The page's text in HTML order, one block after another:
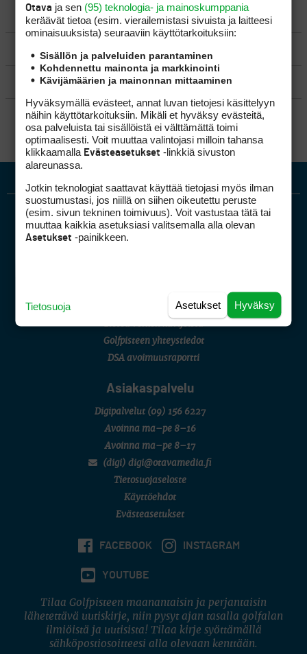
VÄLINEET
MATKAILU
KILPAGOLF & HARJOITTELU
SÄÄNNÖT
Mediahinnasto
Golfpisteen yhteystiedot
DSA avoimuusraportti
Asiakaspalvelu
Digipalvelut (09) 156 6227
Avoinna ma–pe 8–16
Avoinna ma–pe 8–17
(digi) digi@otavamedia.fi
Tietosuojaseloste
Käyttöehdot
Evästeasetukset
FACEBOOK INSTAGRAM
YOUTUBE
Tilaa Golfpisteen maanantaisin ja perjantaisin
lähetettävä uutiskirje, niin pysyt ajan tasalla golfalan
ilmiöistä ja uutisista! Tilaa kirje syöttämällä
sähköpostiosoitteesi alla olevaan kenttään.
Otava ja sen (95) teknologia- ja mainoskumppania
keräävät tietoa (esim. vierailemis­tasi sivuista ja laitteesi
ominaisuuk­sista) seuraaviin käyttötarkoituksiin:
Sisällön ja palveluiden parantaminen
Kohdennettu mainonta ja markkinointi
Kävijämäärien ja mainonnan mittaaminen
Hyväksymällä evästeet, annat luvan tietojesi käsittelyyn
näihin käyttötarkoituksiin. Mikäli et hyväksy evästeitä,
osa palveluista tai sisällöistä ei välttämättä toimi
optimaalisesti. Voit muuttaa valintojasi milloin tahansa
klikkaamalla Evästeasetukset -linkkiä sivuston
alareunassa.
Jotkin teknologiat saattavat käyttää tietojasi myös ilman
suostumustasi, jos niillä on siihen oikeutettu peruste
(esim. sivun tekninen toimivuus). Voit vastustaa tätä tai
muuttaa kaikkia asetuksiasi valitsemalla alla olevan
Asetukset -painikkeen.
Hyväksy
Asetukset
Tietosuoja